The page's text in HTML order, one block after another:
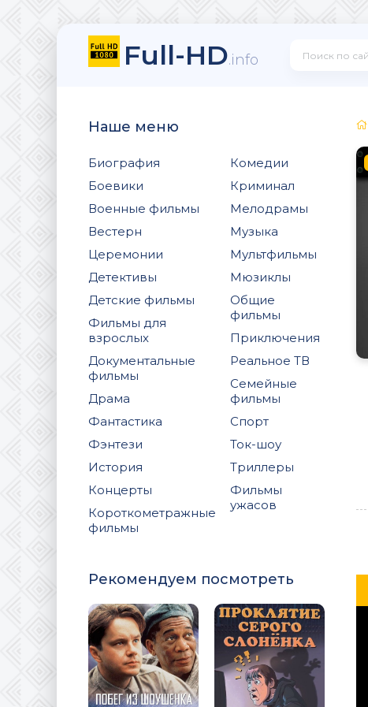
Full-HD.info
Наше меню
Биография
Боевики
Военные фильмы
Вестерн
Церемонии
Детективы
Детские фильмы
Фильмы для
взрослых
Документальные
фильмы
Драма
Фантастика
Фэнтези
История
Концерты
Короткометражные
фильмы
Комедии
Криминал
Мелодрамы
Музыка
Мультфильмы
Мюзиклы
Общие
фильмы
Приключения
Реальное ТВ
Семейные
фильмы
Спорт
Ток-шоу
Триллеры
Фильмы
ужасов
Рекомендуем посмотреть